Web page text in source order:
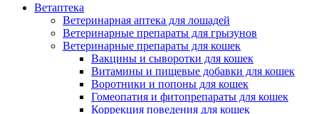
Ветаптека
Ветеринарная аптека для лошадей
Ветеринарные препараты для грызунов
Ветеринарные препараты для кошек
Вакцины и сыворотки для кошек
Витамины и пищевые добавки для кошек
Воротники и попоны для кошек
Гомеопатия и фитопрепараты для кошек
Коррекция поведения для кошек